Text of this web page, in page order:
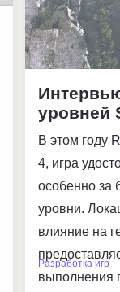
уровней
В этом году
4, игра
особенно за
уровни.
влияние на
выполнения
Разработка игр